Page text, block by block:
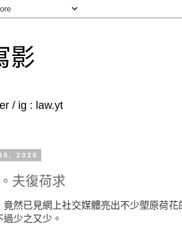
影
/ ig : law.yt
2026
夫復荷求
竟然已見網上社交媒體亮出不少塱原荷
少之又少。